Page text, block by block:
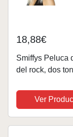
18,88€
Smiffys Peluca
del rock, dos
corte mullet
Ver